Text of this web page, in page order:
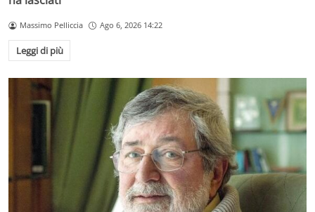
Massimo Pelliccia Ago 6, 2026 14:22
Leggi di più